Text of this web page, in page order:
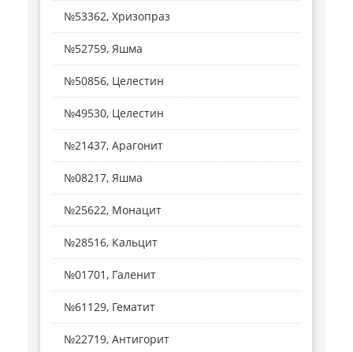
№53362, Хризопраз
№52759, Яшма
№50856, Целестин
№49530, Целестин
№21437, Арагонит
№08217, Яшма
№25622, Монацит
№28516, Кальцит
№01701, Галенит
№61129, Гематит
№22719, Антигорит